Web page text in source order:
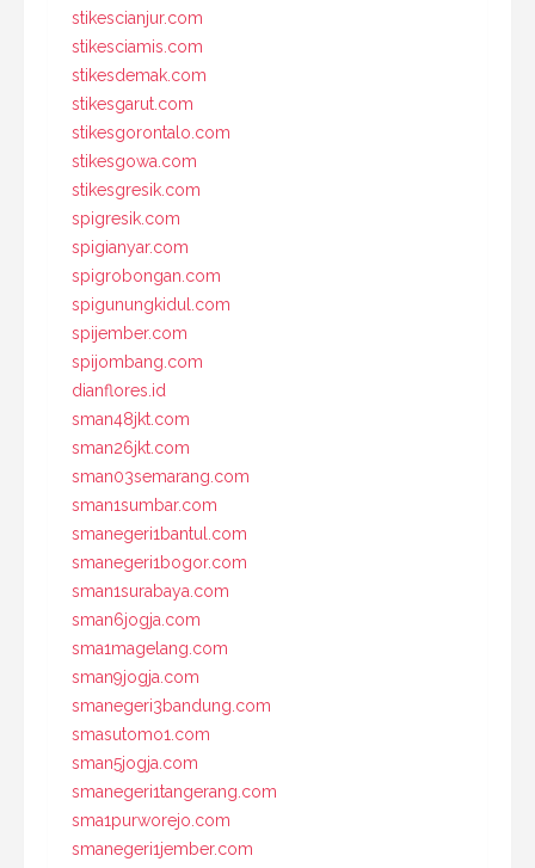
stikescianjur.com
stikesciamis.com
stikesdemak.com
stikesgarut.com
stikesgorontalo.com
stikesgowa.com
stikesgresik.com
spigresik.com
spigianyar.com
spigrobongan.com
spigunungkidul.com
spijember.com
spijombang.com
dianflores.id
sman48jkt.com
sman26jkt.com
sman03semarang.com
sman1sumbar.com
smanegeri1bantul.com
smanegeri1bogor.com
sman1surabaya.com
sman6jogja.com
sma1magelang.com
sman9jogja.com
smanegeri3bandung.com
smasutomo1.com
sman5jogja.com
smanegeri1tangerang.com
sma1purworejo.com
smanegeri1jember.com